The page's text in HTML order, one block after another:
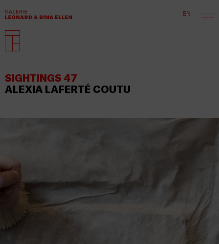
EN
SIGHTINGS 47
ALEXIA LAFERTÉ COUTU